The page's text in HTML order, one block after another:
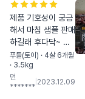
제품 기호성이 궁금
해서 마침 샘플 판매
하길래 후다닥~ 구
매했어요. 연어.오리
둘중 어떤걸 더 잘먹
는지 알수있게 두가
푸들(토이) · 4살 6개월
· 3.5kg
먼
*******
2023.12.09